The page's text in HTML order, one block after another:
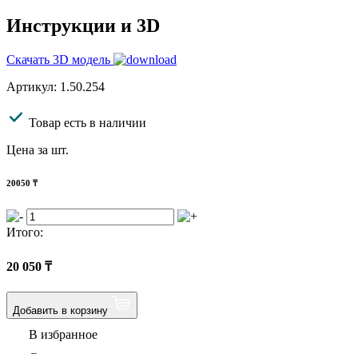
Инструкции и 3D
Скачать 3D модель
Артикул: 1.50.254
Товар есть в наличии
Цена за шт.
20050 ₸
Итого:
20 050 ₸
Добавить в корзину
В избранное